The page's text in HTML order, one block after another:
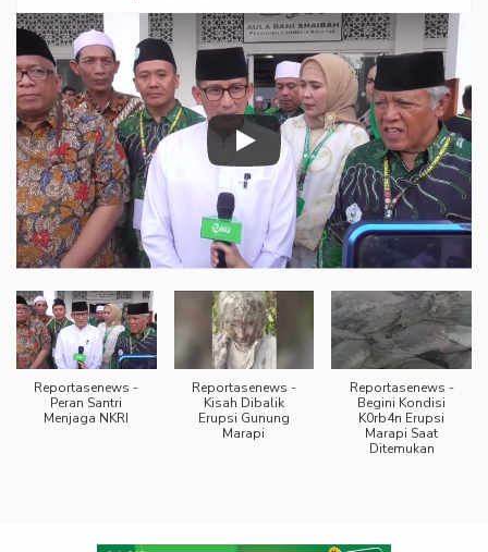
Reportasenews -
Peran Santri
Menjaga NKRI
Reportasenews -
Kisah Dibalik
Erupsi Gunung
Marapi
Reportasenews -
Begini Kondisi
K0rb4n Erupsi
Marapi Saat
Ditemukan